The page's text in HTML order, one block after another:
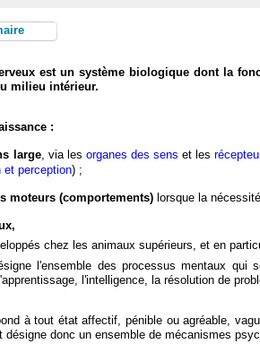
est un système biologique dont la
milieu intérieur.
:
large, via les organes des sens et les
et perception) ;
moteurs (comportements) lorsque la
chez les animaux supérieurs, et en
l'ensemble des processus mentaux
l'intelligence, la résolution de
à tout état affectif, pénible ou agréable,
désigne donc un ensemble de mécanismes